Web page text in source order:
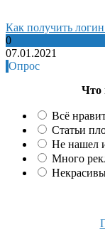
Как получить
0
07.01.2021
Опрос
Что
Всё
Статьи
Не нашел
Много